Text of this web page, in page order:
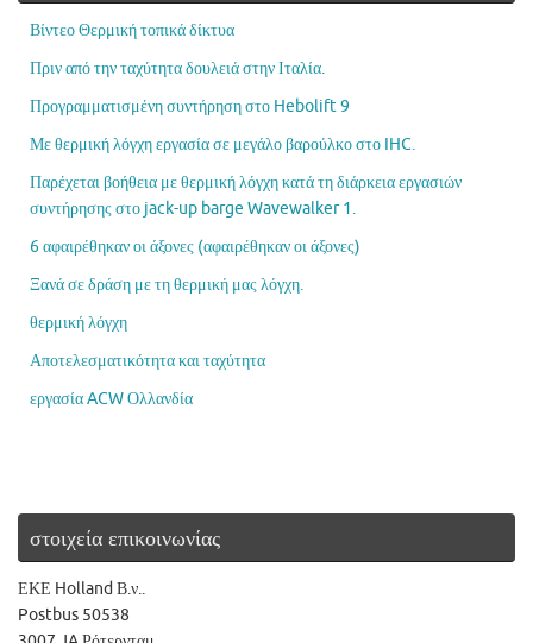
Βίντεο Θερμική τοπικά δίκτυα
Πριν από την ταχύτητα δουλειά στην Ιταλία.
Προγραμματισμένη συντήρηση στο Hebolift 9
Με θερμική λόγχη εργασία σε μεγάλο βαρούλκο στο IHC.
Παρέχεται βοήθεια με θερμική λόγχη κατά τη διάρκεια εργασιών
συντήρησης στο jack-up barge Wavewalker 1.
6 αφαιρέθηκαν οι άξονες (αφαιρέθηκαν οι άξονες)
Ξανά σε δράση με τη θερμική μας λόγχη.
θερμική λόγχη
Αποτελεσματικότητα και ταχύτητα
εργασία ACW Ολλανδία
στοιχεία επικοινωνίας
ΕΚΕ Holland Β.ν..
Postbus 50538